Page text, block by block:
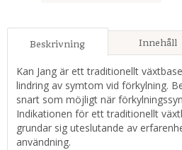
Beskrivning Innehåll
Kan Jang är ett traditionellt
lindring av symtom vid förkylning.
snart som möjligt när
Indikationen för ett traditionellt
grundar sig uteslutande av
användning.